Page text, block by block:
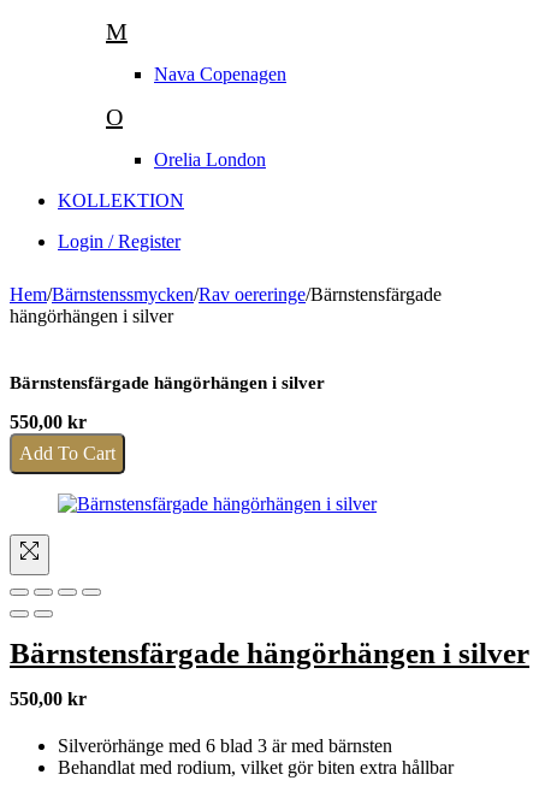
M
Nava Copenagen
O
Orelia London
KOLLEKTION
Login / Register
Hem/Bärnstenssmycken/Rav oereringe/Bärnstensfärgade
hängörhängen i silver
Bärnstensfärgade hängörhängen i silver
550,00 kr
Add To Cart
Bärnstensfärgade hängörhängen i silver
550,00 kr
Silverörhänge med 6 blad 3 är med bärnsten
Behandlat med rodium, vilket gör biten extra hållbar